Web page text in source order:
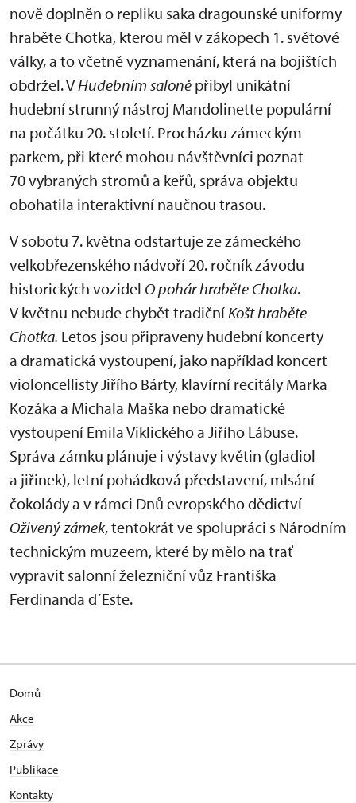
nově doplněn o repliku saka dragounské uniformy
hraběte Chotka, kterou měl v zákopech 1. světové
války, a to včetně vyznamenání, která na bojištích
obdržel. VHudebním saloně přibyl unikátní
hudební strunný nástroj Mandolinette populární
na počátku 20. století. Procházku zámeckým
parkem, při které mohou návštěvníci poznat
70 vybraných stromů a keřů, správa objektu
obohatila interaktivní naučnou trasou.
V sobotu 7. května odstartuje ze zámeckého
velkobřezenského nádvoří 20. ročník závodu
historických vozidel O pohár hraběte Chotka.
V květnu nebude chybět tradičníKošt hraběte
Chotka. Letos jsou připraveny hudební koncerty
a dramatická vystoupení, jako například koncert
violoncellisty Jiřího Bárty, klavírní recitály Marka
Kozáka a Michala Maška nebo dramatické
vystoupení Emila Viklického a Jiřího Lábuse.
Správa zámku plánuje i výstavy květin (gladiol
a jiřinek), letní pohádková představení, mlsání
čokolády a v rámci Dnů evropského dědictví
Oživený zámek, tentokrát ve spolupráci s Národním
technickým muzeem, které by mělo na trať
vypravit salonní železniční vůz Františka
Ferdinanda d´Este.
Domů
Akce
Zprávy
Publikace
Kontakty